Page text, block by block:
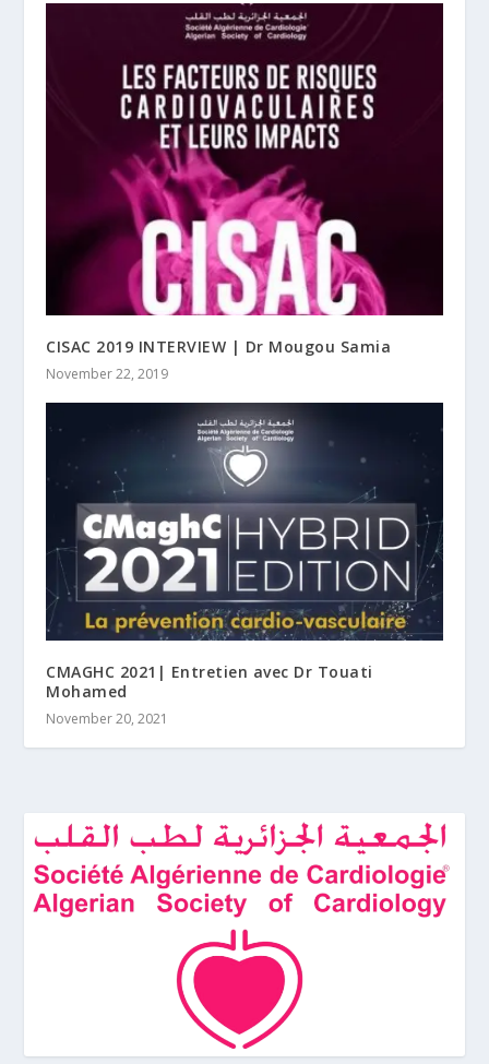
CISAC 2019 INTERVIEW | Dr Mougou Samia
November 22, 2019
CMAGHC 2021| Entretien avec Dr Touati
Mohamed
November 20, 2021